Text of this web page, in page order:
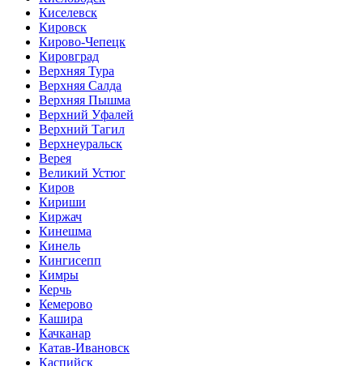
Киселевск
Кировск
Кирово-Чепецк
Кировград
Верхняя Тура
Верхняя Салда
Верхняя Пышма
Верхний Уфалей
Верхний Тагил
Верхнеуральск
Верея
Великий Устюг
Киров
Кириши
Киржач
Кинешма
Кинель
Кингисепп
Кимры
Керчь
Кемерово
Кашира
Качканар
Катав-Ивановск
Каспийск